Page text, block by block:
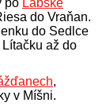
po Labské
do Vraňan.
do Sedlce
až do
,
v Míšni.